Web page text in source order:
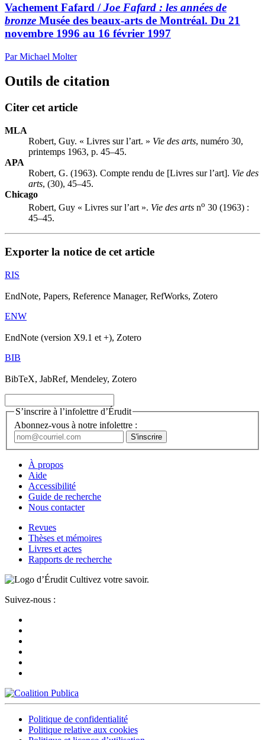
Vachement Fafard /Joe Fafard : les années de
bronze Musée des beaux-arts de Montréal. Du 21
novembre 1996 au 16 février 1997
Par Michael Molter
Outils de citation
Citer cet article
MLA
Robert, Guy. « Livres sur l’art. » Vie des arts, numéro 30,
printemps 1963, p. 45–45.
APA
Robert, G. (1963). Compte rendu de [Livres sur l’art]. Vie des
arts, (30), 45–45.
Chicago
Robert, Guy « Livres sur l’art ». Vie des arts no 30 (1963) :
45–45.
Exporter la notice de cet article
RIS
EndNote, Papers, Reference Manager, RefWorks, Zotero
ENW
EndNote (version X9.1 et +), Zotero
BIB
BibTeX, JabRef, Mendeley, Zotero
S’inscrire à l’infolettre d’Érudit
Abonnez-vous à notre infolettre :
À propos
Aide
Accessibilité
Guide de recherche
Nous contacter
Revues
Thèses et mémoires
Livres et actes
Rapports de recherche
Cultivez votre savoir.
Suivez-nous :
Politique de confidentialité
Politique relative aux cookies